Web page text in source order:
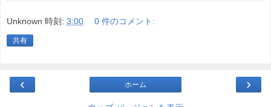
Unknown 時刻: 3:00 0 件のコメント:
共有
‹ ›
ホーム